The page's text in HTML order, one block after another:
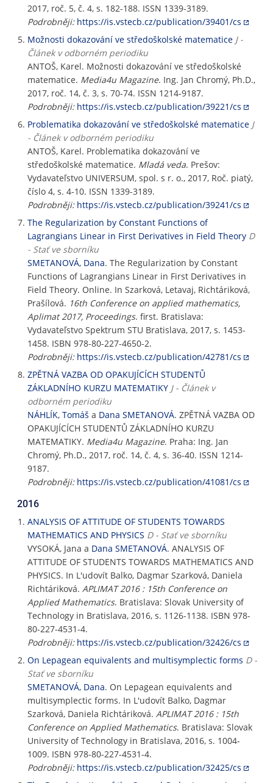
2017, roč. 5, č. 4, s. 182-188. ISSN 1339-3189.
Podrobněji: https://is.vstecb.cz/publication/39401/cs
Možnosti dokazování ve středoškolské matematice J -
Článek v odborném periodiku
ANTOŠ, Karel. Možnosti dokazování ve středoškolské
matematice. Media4u Magazine. Ing. Jan Chromý, Ph.D.,
2017, roč. 14, č. 3, s. 70-74. ISSN 1214-9187.
Podrobněji: https://is.vstecb.cz/publication/39221/cs
Problematika dokazování ve středoškolské matematice J
- Článek v odborném periodiku
ANTOŠ, Karel. Problematika dokazování ve
středoškolské matematice. Mladá veda. Prešov:
Vydavateľstvo UNIVERSUM, spol. s r. o., 2017, Roč. piatý,
číslo 4, s. 4-10. ISSN 1339-3189.
Podrobněji: https://is.vstecb.cz/publication/39241/cs
The Regularization by Constant Functions of
Lagrangians Linear in First Derivatives in Field Theory D
- Stať ve sborníku
SMETANOVÁ, Dana. The Regularization by Constant
Functions of Lagrangians Linear in First Derivatives in
Field Theory. Online. In Szarková, Letavaj, Richtáriková,
Prašílová. 16th Conference on applied mathematics,
Aplimat 2017, Proceedings. first. Bratislava:
Vydavateľstvo Spektrum STU Bratislava, 2017, s. 1453-
1458. ISBN 978-80-227-4650-2.
Podrobněji: https://is.vstecb.cz/publication/42781/cs
ZPĚTNÁ VAZBA OD OPAKUJÍCÍCH STUDENTŮ
ZÁKLADNÍHO KURZU MATEMATIKY J - Článek v
odborném periodiku
NÁHLÍK, Tomáš a Dana SMETANOVÁ. ZPĚTNÁ VAZBA OD
OPAKUJÍCÍCH STUDENTŮ ZÁKLADNÍHO KURZU
MATEMATIKY. Media4u Magazine. Praha: Ing. Jan
Chromý, Ph.D., 2017, roč. 14, č. 4, s. 36-40. ISSN 1214-
9187.
Podrobněji: https://is.vstecb.cz/publication/41081/cs
2016
ANALYSIS OF ATTITUDE OF STUDENTS TOWARDS
MATHEMATICS AND PHYSICS D - Stať ve sborníku
VYSOKÁ, Jana a Dana SMETANOVÁ. ANALYSIS OF
ATTITUDE OF STUDENTS TOWARDS MATHEMATICS AND
PHYSICS. In L'udovít Balko, Dagmar Szarková, Daniela
Richtáriková. APLIMAT 2016 : 15th Conference on
Applied Mathematics. Bratislava: Slovak University of
Technology in Bratislava, 2016, s. 1126-1138. ISBN 978-
80-227-4531-4.
Podrobněji: https://is.vstecb.cz/publication/32426/cs
On Lepagean equivalents and multisymplectic forms D -
Stať ve sborníku
SMETANOVÁ, Dana. On Lepagean equivalents and
multisymplectic forms. In L'udovít Balko, Dagmar
Szarková, Daniela Richtáriková. APLIMAT 2016 : 15th
Conference on Applied Mathematics. Bratislava: Slovak
University of Technology in Bratislava, 2016, s. 1004-
1009. ISBN 978-80-227-4531-4.
Podrobněji: https://is.vstecb.cz/publication/32425/cs